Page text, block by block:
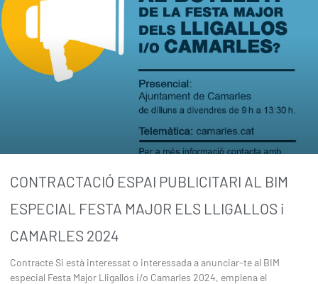
CONTRACTACIÓ ESPAI PUBLICITARI AL BIM
ESPECIAL FESTA MAJOR ELS LLIGALLOS i
CAMARLES 2024
Contracte Si està interessat o interessada a anunciar-te al BIM
especial Festa Major Lligallos i/o Camarles 2024, emplena el